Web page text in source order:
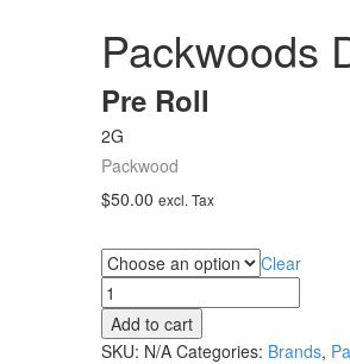
Packwoods
Pre Roll
2G
Packwood
$50.00 excl. Tax
Clear
Packwoods
DTLA
quantity
Add to cart
SKU: N/A Categories: Brands,